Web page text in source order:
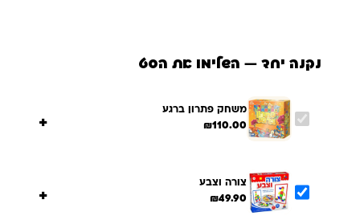
נקנה יחד — השלימו את הסט
משחק פתרון ברגע
₪110.00
+
צורה וצבע
₪49.90
+